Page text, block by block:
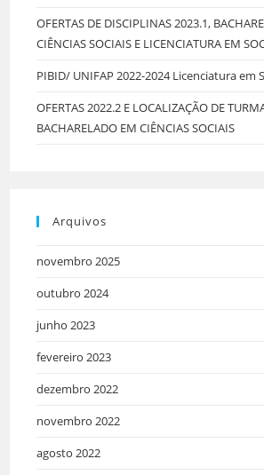
OFERTAS DE DISCIPLINAS 2023.1,
CIÊNCIAS SOCIAIS E LICENCIATURA EM
PIBID/ UNIFAP 2022-2024 Licenciatura em
OFERTAS 2022.2 E LOCALIZAÇÃO DE
BACHARELADO EM CIÊNCIAS SOCIAIS
Arquivos
novembro 2025
outubro 2024
junho 2023
fevereiro 2023
dezembro 2022
novembro 2022
agosto 2022